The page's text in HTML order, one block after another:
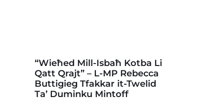
“Wieħed Mill-Isbaħ Kotba Li
Qatt Qrajt” – L-MP Rebecca
Buttigieg Tfakkar it-Twelid
Ta’ Duminku Mintoff